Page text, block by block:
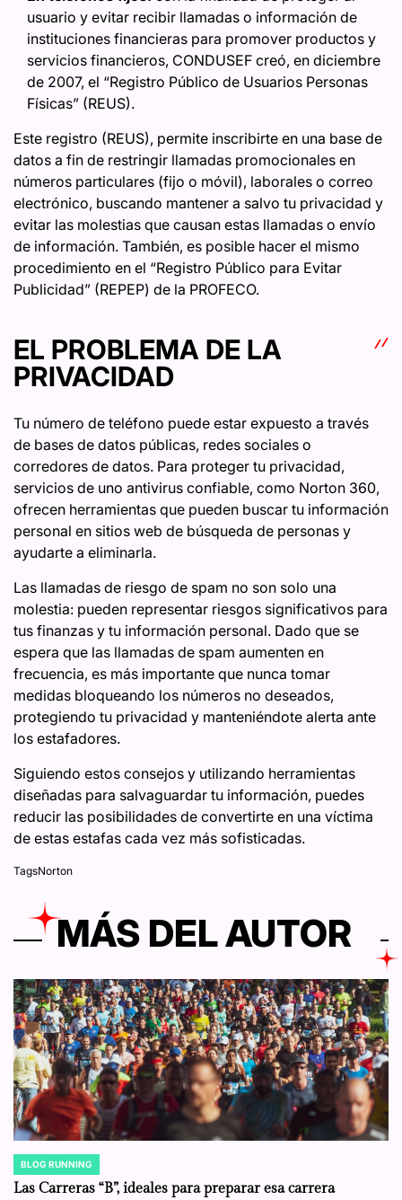
usuario y evitar recibir llamadas o información de
instituciones financieras para promover productos y
servicios financieros, CONDUSEF creó, en diciembre
de 2007, el “Registro Público de Usuarios Personas
Físicas” (REUS).
Este registro (REUS), permite inscribirte en una base de
datos a fin de restringir llamadas promocionales en
números particulares (fijo o móvil), laborales o correo
electrónico, buscando mantener a salvo tu privacidad y
evitar las molestias que causan estas llamadas o envío
de información. También, es posible hacer el mismo
procedimiento en el “Registro Público para Evitar
Publicidad” (REPEP) de la PROFECO.
EL PROBLEMA DE LA
PRIVACIDAD
Tu número de teléfono puede estar expuesto a través
de bases de datos públicas, redes sociales o
corredores de datos. Para proteger tu privacidad,
servicios de uno antivirus confiable, como Norton 360,
ofrecen herramientas que pueden buscar tu información
personal en sitios web de búsqueda de personas y
ayudarte a eliminarla.
Las llamadas de riesgo de spam no son solo una
molestia: pueden representar riesgos significativos para
tus finanzas y tu información personal. Dado que se
espera que las llamadas de spam aumenten en
frecuencia, es más importante que nunca tomar
medidas bloqueando los números no deseados,
protegiendo tu privacidad y manteniéndote alerta ante
los estafadores.
Siguiendo estos consejos y utilizando herramientas
diseñadas para salvaguardar tu información, puedes
reducir las posibilidades de convertirte en una víctima
de estas estafas cada vez más sofisticadas.
TagsNorton
MÁS DEL AUTOR
POSTED
IN
BLOG RUNNING
Las Carreras “B”, ideales para preparar esa carrera